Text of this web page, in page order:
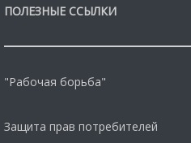
ПОЛЕЗНЫЕ ССЫЛКИ
"Рабочая борьба"
Защита прав потребителей